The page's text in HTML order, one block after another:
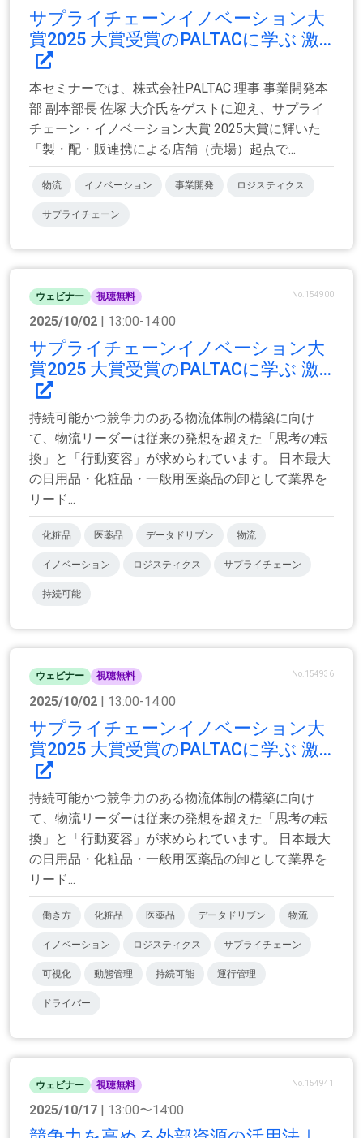
サプライチェーンイノベーション大
賞2025 大賞受賞のPALTACに学ぶ 激...
本セミナーでは、株式会社PALTAC 理事 事業開発本
部 副本部長 佐塚 大介氏をゲストに迎え、サプライ
チェーン・イノベーション大賞 2025大賞に輝いた
「製・配・販連携による店舗（売場）起点で...
物流 イノベーション 事業開発 ロジスティクス
サプライチェーン
ウェビナー 視聴無料 No.154900
2025/10/02 | 13:00-14:00
サプライチェーンイノベーション大
賞2025 大賞受賞のPALTACに学ぶ 激...
持続可能かつ競争力のある物流体制の構築に向け
て、物流リーダーは従来の発想を超えた「思考の転
換」と「行動変容」が求められています。 日本最大
の日用品・化粧品・一般用医薬品の卸として業界を
リード...
化粧品 医薬品 データドリブン 物流
イノベーション ロジスティクス サプライチェーン
持続可能
ウェビナー 視聴無料 No.154936
2025/10/02 | 13:00-14:00
サプライチェーンイノベーション大
賞2025 大賞受賞のPALTACに学ぶ 激...
持続可能かつ競争力のある物流体制の構築に向け
て、物流リーダーは従来の発想を超えた「思考の転
換」と「行動変容」が求められています。 日本最大
の日用品・化粧品・一般用医薬品の卸として業界を
リード...
働き方 化粧品 医薬品 データドリブン 物流
イノベーション ロジスティクス サプライチェーン
可視化 動態管理 持続可能 運行管理
ドライバー
ウェビナー 視聴無料 No.154941
2025/10/17 | 13:00〜14:00